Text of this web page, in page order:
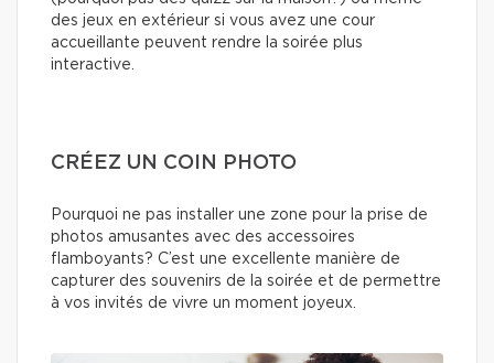
des jeux en extérieur si vous avez une cour
accueillante peuvent rendre la soirée plus
interactive.
CRÉEZ UN COIN PHOTO
Pourquoi ne pas installer une zone pour la prise de
photos amusantes avec des accessoires
flamboyants? C’est une excellente manière de
capturer des souvenirs de la soirée et de permettre
à vos invités de vivre un moment joyeux.